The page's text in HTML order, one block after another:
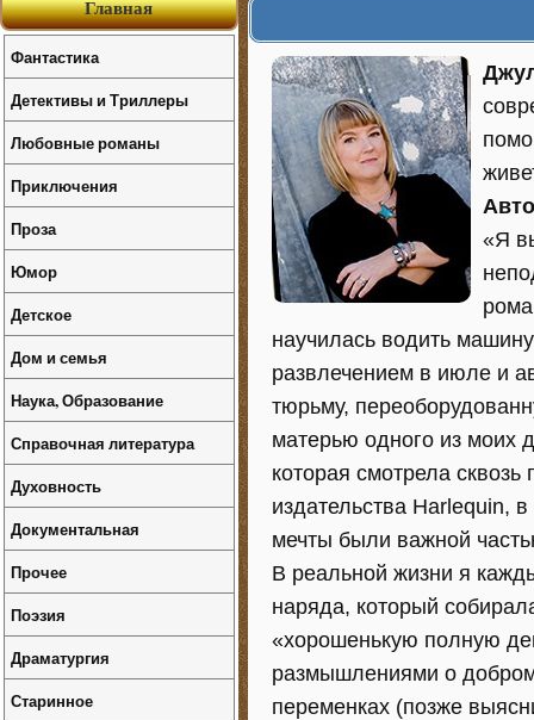
«Я
научилась водить
развлечением в июле и
тюрьму,
матерью одного из моих
которая смотрела
издательства Harlequin,
мечты были важной
В реальной жизни я
наряда, который
«хорошенькую полную
размышлениями о добром
переменках (позже
Главная
Фантастика
Детективы и Триллеры
Любовные романы
Приключения
Проза
Юмор
Детское
Дом и семья
Наука, Образование
Справочная литература
Духовность
Документальная
Прочее
Поэзия
Драматургия
Старинное